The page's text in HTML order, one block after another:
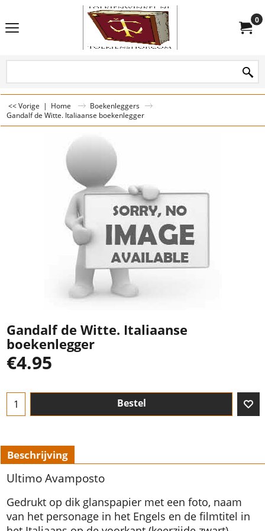
0
<< Vorige | Home
Boekenleggers
Gandalf de Witte. Italiaanse boekenlegger
Gandalf de Witte. Italiaanse
boekenlegger
€4.95
Bestel
Beschrijving
Ultimo Avamposto
Gedrukt op dik glanspapier met een foto, naam
van het personage in het Engels en de filmtitel in